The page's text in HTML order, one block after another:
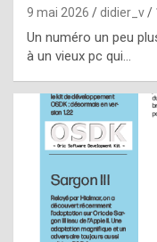
9 mai 2026 didier_v
Un numéro un peu
à un vieux pc qui…